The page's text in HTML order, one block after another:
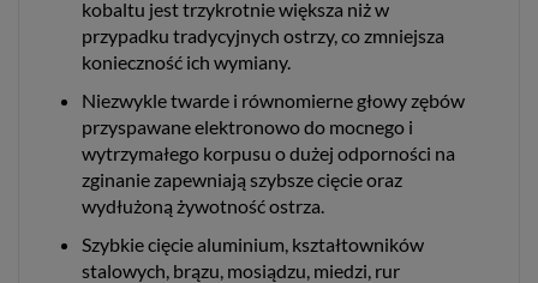
kobaltu jest trzykrotnie większa niż w
przypadku tradycyjnych ostrzy, co zmniejsza
konieczność ich wymiany.
Niezwykle twarde i równomierne głowy zębów
przyspawane elektronowo do mocnego i
wytrzymałego korpusu o dużej odporności na
zginanie zapewniają szybsze cięcie oraz
wydłużoną żywotność ostrza.
Szybkie cięcie aluminium, kształtowników
stalowych, brązu, mosiądzu, miedzi, rur